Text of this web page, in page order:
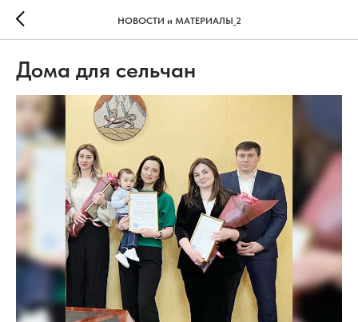
НОВОСТИ и МАТЕРИАЛЫ_2
Дома для сельчан